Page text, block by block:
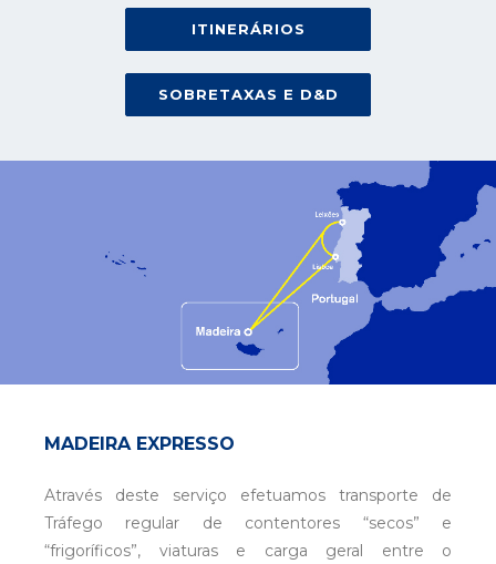
ITINERÁRIOS
SOBRETAXAS E D&D
MADEIRA EXPRESSO
Através deste serviço efetuamos transporte de
Tráfego regular de contentores “secos” e
“frigoríficos”, viaturas e carga geral entre o